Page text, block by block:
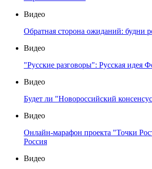
Видео
Обратная сторона ожиданий: будни
Видео
"Русские разговоры": Русская идея
Видео
Будет ли "Новороссийский
Видео
Онлайн-марафон проекта "Точки
Россия
Видео